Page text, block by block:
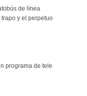
de línea
y el perpetuo
programa de tele